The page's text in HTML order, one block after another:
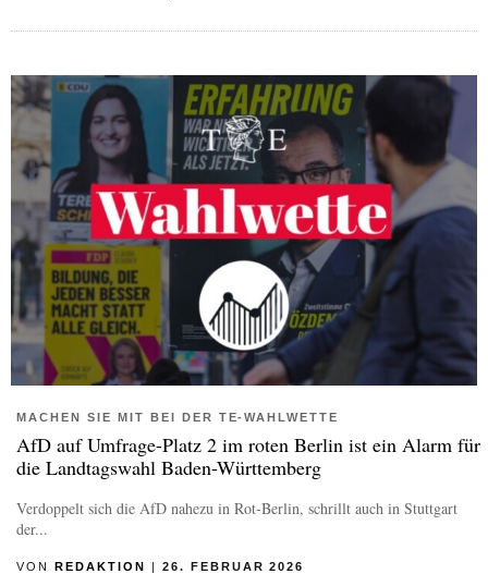
MACHEN SIE MIT BEI DER TE-WAHLWETTE
AfD auf Umfrage-Platz 2 im roten Berlin ist ein Alarm für
die Landtagswahl Baden-Württemberg
Verdoppelt sich die AfD nahezu in Rot-Berlin, schrillt auch in Stuttgart
der...
VON REDAKTION | 26. FEBRUAR 2026